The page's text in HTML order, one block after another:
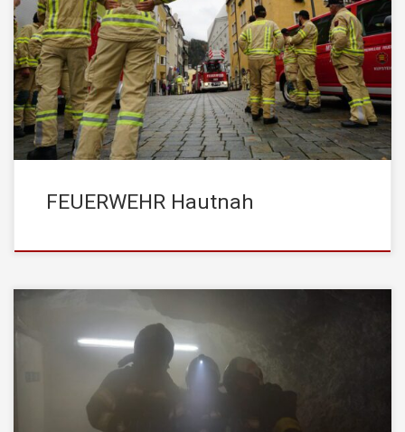
Übungsjahres eine Präsentation der STADTFEUERWEHR
Kufstein unter dem Motto „Feuerwehr Hautnah“ statt. Bei
Kaiserwetter strömten zahlreiche Schaulustige ins Stadtzentrum
um unsere Fahrzeuge, Anhänger, Boote und Gerätschaften aus
der Nähe zu Begutachten, Fragen zu stellen, bzw. unter Anleitung
selbst diverse Geräte […]
FEUERWEHR Hautnah
Nachdem wir im Frühjahr in den sozialen Medien von einer
Übungsmöglichkeit für ATS Trupps in unserem umgebauten
Luftschutzstollen berichteten, haben sich am Samstag, den 17.
Sept. 2022, wieder zahlreiche Feuerwehren von Nah und Fern
zum ATS Training eingefunden. Teilnehmende Feuerwehren